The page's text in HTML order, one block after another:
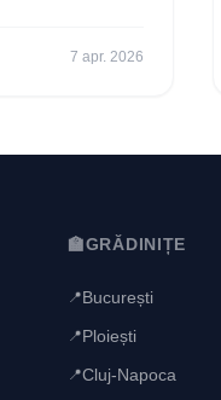
7 apr. 2026
🏫GRĂDINIȚE
📍București
📍Ploiești
📍Cluj-Napoca